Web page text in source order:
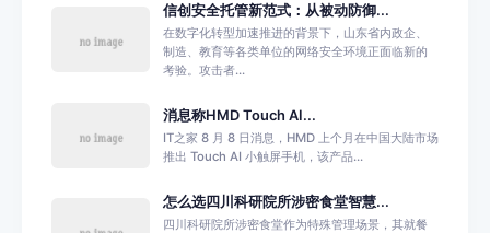
信创安全托管新范式：从被动防御...
在数字化转型加速推进的背景下，山东省内政企、
制造、教育等各类单位的网络安全环境正面临新的
考验。攻击者...
消息称HMD Touch AI...
IT之家 8 月 8 日消息，HMD 上个月在中国大陆市场
推出 Touch AI 小触屏手机，该产品...
怎么选四川科研院所涉密食堂智慧...
四川科研院所涉密食堂作为特殊管理场景，其就餐